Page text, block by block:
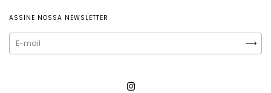
ASSINE NOSSA NEWSLETTER